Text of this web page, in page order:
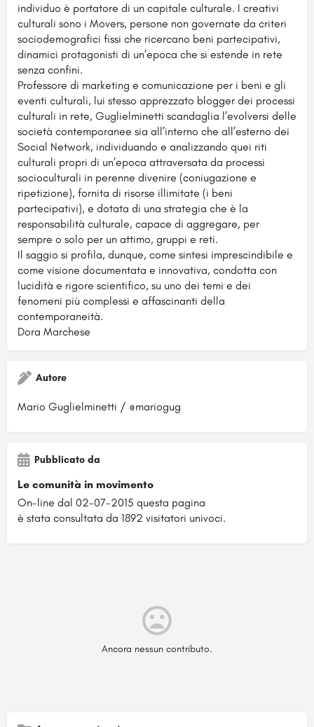
individuo è portatore di un capitale culturale. I creativi
culturali sono i Movers, persone non governate da criteri
sociodemografici fissi che ricercano beni partecipativi,
dinamici protagonisti di un’epoca che si estende in rete
senza confini.
Professore di marketing e comunicazione per i beni e gli
eventi culturali, lui stesso apprezzato blogger dei processi
culturali in rete, Guglielminetti scandaglia l’evolversi delle
società contemporanee sia all’interno che all’esterno dei
Social Network, individuando e analizzando quei riti
culturali propri di un’epoca attraversata da processi
socioculturali in perenne divenire (coniugazione e
ripetizione), fornita di risorse illimitate (i beni
partecipativi), e dotata di una strategia che è la
responsabilità culturale, capace di aggregare, per
sempre o solo per un attimo, gruppi e reti.
Il saggio si profila, dunque, come sintesi imprescindibile e
come visione documentata e innovativa, condotta con
lucidità e rigore scientifico, su uno dei temi e dei
fenomeni più complessi e affascinanti della
contemporaneità.
Dora Marchese
Autore
Mario Guglielminetti / @mariogug
Pubblicato da
Le comunità in movimento
On-line dal 02-07-2015 questa pagina
è stata consultata da 1892 visitatori univoci.
Ancora nessun contributo.